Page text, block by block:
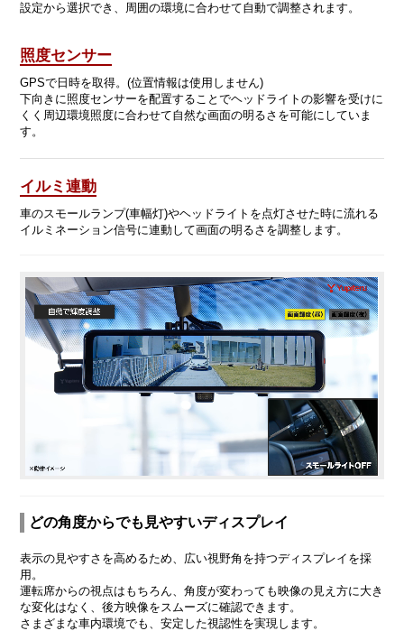
設定から選択でき、周囲の環境に合わせて自動で調整されます。
照度センサー
GPSで日時を取得。(位置情報は使用しません)
下向きに照度センサーを配置することでヘッドライトの影響を受けに
くく周辺環境照度に合わせて自然な画面の明るさを可能にしていま
す。
イルミ連動
車のスモールランプ(車幅灯)やヘッドライトを点灯させた時に流れる
イルミネーション信号に連動して画面の明るさを調整します。
どの角度からでも見やすいディスプレイ
表示の見やすさを高めるため、広い視野角を持つディスプレイを採
用。
運転席からの視点はもちろん、角度が変わっても映像の見え方に大き
な変化はなく、後方映像をスムーズに確認できます。
さまざまな車内環境でも、安定した視認性を実現します。